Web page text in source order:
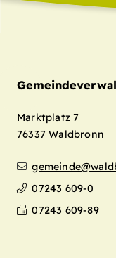
Marktplatz 7
76337 Waldbronn
07243 609-0
07243 609-89